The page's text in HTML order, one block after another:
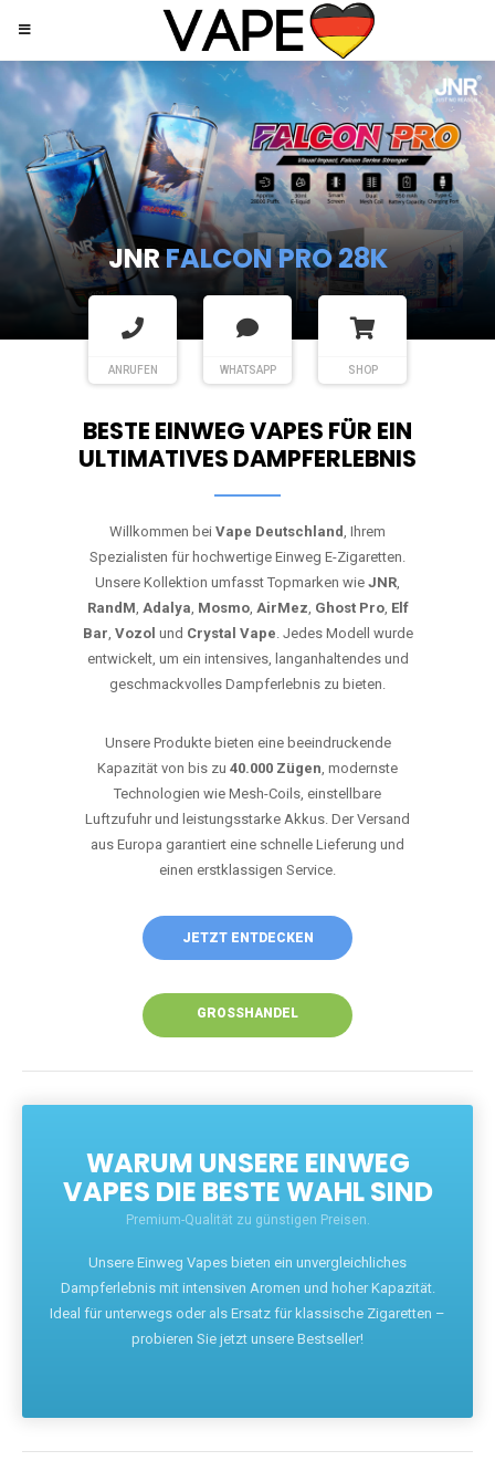
JNRSHISHA HOOKAH MAX
ANRUFEN WHATSAPP SHOP
BESTE EINWEG VAPES FÜR EIN
ULTIMATIVES DAMPFERLEBNIS
Willkommen bei Vape Deutschland, Ihrem
Spezialisten für hochwertige Einweg E-Zigaretten.
Unsere Kollektion umfasst Topmarken wie JNR,
RandM, Adalya, Mosmo, AirMez, Ghost Pro, Elf
Bar, Vozol und Crystal Vape. Jedes Modell wurde
entwickelt, um ein intensives, langanhaltendes und
geschmackvolles Dampferlebnis zu bieten.
Unsere Produkte bieten eine beeindruckende
Kapazität von bis zu 40.000 Zügen, modernste
Technologien wie Mesh-Coils, einstellbare
Luftzufuhr und leistungsstarke Akkus. Der Versand
aus Europa garantiert eine schnelle Lieferung und
einen erstklassigen Service.
JETZT ENTDECKEN
GROSSHANDEL
WARUM UNSERE EINWEG
VAPES DIE BESTE WAHL SIND
Premium-Qualität zu günstigen Preisen.
Unsere Einweg Vapes bieten ein unvergleichliches
Dampferlebnis mit intensiven Aromen und hoher Kapazität.
Ideal für unterwegs oder als Ersatz für klassische Zigaretten –
probieren Sie jetzt unsere Bestseller!